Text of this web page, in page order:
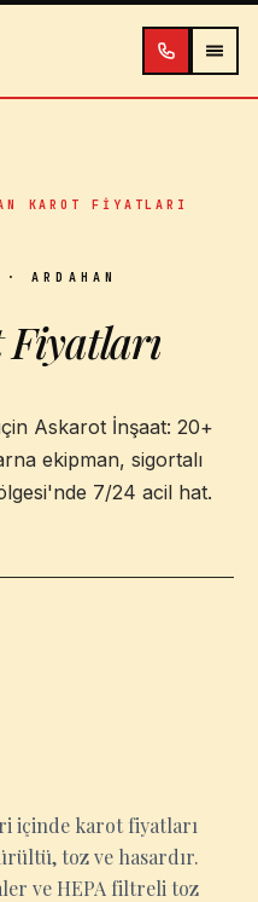
KAROT FIYATLARI
· ARDAHAN
Askarot İnşaat: 20+
ekipman, sigortalı
7/24 acil hat.
içinde karot fiyatları
toz ve hasardır.
ve HEPA filtreli toz